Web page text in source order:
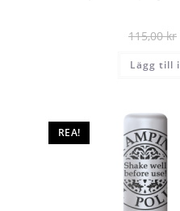
115,00kr
Lägg till
REA!